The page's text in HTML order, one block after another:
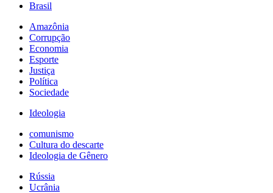
Brasil
Amazônia
Corrupção
Economia
Esporte
Justiça
Política
Sociedade
Ideologia
comunismo
Cultura do descarte
Ideologia de Gênero
Rússia
Ucrânia